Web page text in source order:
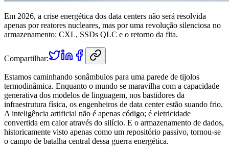
Em 2026, a crise energética dos data centers não será resolvida
apenas por reatores nucleares, mas por uma revolução silenciosa no
armazenamento: CXL, SSDs QLC e o retorno da fita.
Compartilhar:
Estamos caminhando sonâmbulos para uma parede de tijolos
termodinâmica. Enquanto o mundo se maravilha com a capacidade
generativa dos modelos de linguagem, nos bastidores da
infraestrutura física, os engenheiros de data center estão suando frio.
A inteligência artificial não é apenas código; é eletricidade
convertida em calor através do silício. E o armazenamento de dados,
historicamente visto apenas como um repositório passivo, tornou-se
o campo de batalha central dessa guerra energética.